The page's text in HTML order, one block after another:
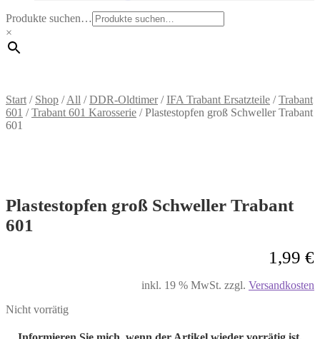
Produkte suchen…
×
Start / Shop /All /DDR-Oldtimer/IFA Trabant Ersatzteile /Trabant
601 /Trabant 601 Karosserie /Plastestopfen groß Schweller Trabant
601
Plastestopfen groß Schweller Trabant
601
1,99 €
inkl. 19 % MwSt. zzgl. Versandkosten
Nicht vorrätig